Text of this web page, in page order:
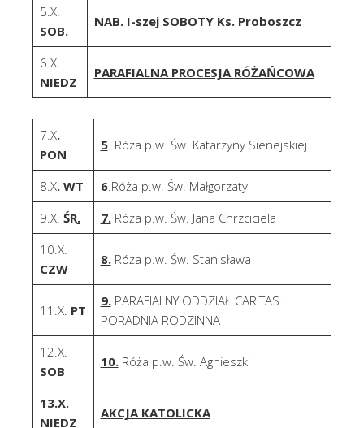
5.X.
SOB.
NAB. I-szej SOBOTY Ks. Proboszcz
6.X.
NIEDZ
PARAFIALNA PROCESJA RÓŻAŃCOWA
7.X.
PON
5. Róża p.w. Św. Katarzyny Sienejskiej
8.X. WT 6.Róża p.w. Św. Małgorzaty
9.X. ŚR. 7.Róża p.w. Św. Jana Chrzciciela
10.X.
CZW
8.Róża p.w. Św. Stanisława
11.X. PT
9.PARAFIALNY ODDZIAŁ CARITAS i
PORADNIA RODZINNA
12.X.
SOB
10.Róża p.w. Św. Agnieszki
13.X.
NIEDZ
AKCJA KATOLICKA